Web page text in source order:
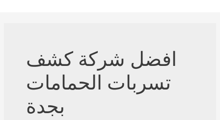
افضل شركة كشف
تسربات الحمامات
بجدة